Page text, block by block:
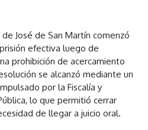
José de San Martín comenzó
efectiva luego de
prohibición de acercamiento
se alcanzó mediante un
por la Fiscalía y
lo que permitió cerrar
de llegar a juicio oral.